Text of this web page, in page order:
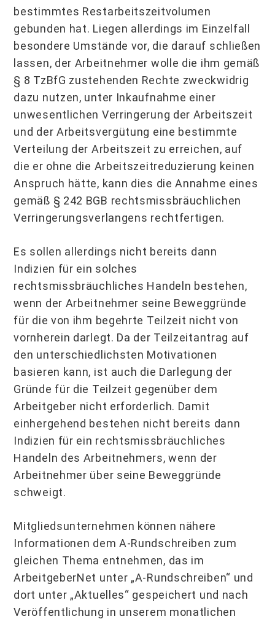
bestimmtes Restarbeitszeitvolumen
gebunden hat. Liegen allerdings im Einzelfall
besondere Umstände vor, die darauf schließen
lassen, der Arbeitnehmer wolle die ihm gemäß
§ 8 TzBfG zustehenden Rechte zweckwidrig
dazu nutzen, unter Inkaufnahme einer
unwesentlichen Verringerung der Arbeitszeit
und der Arbeitsvergütung eine bestimmte
Verteilung der Arbeitszeit zu erreichen, auf
die er ohne die Arbeitszeitreduzierung keinen
Anspruch hätte, kann dies die Annahme eines
gemäß § 242 BGB rechtsmissbräuchlichen
Verringerungsverlangens rechtfertigen.
Es sollen allerdings nicht bereits dann
Indizien für ein solches
rechtsmissbräuchliches Handeln bestehen,
wenn der Arbeitnehmer seine Beweggründe
für die von ihm begehrte Teilzeit nicht von
vornherein darlegt. Da der Teilzeitantrag auf
den unterschiedlichsten Motivationen
basieren kann, ist auch die Darlegung der
Gründe für die Teilzeit gegenüber dem
Arbeitgeber nicht erforderlich. Damit
einhergehend bestehen nicht bereits dann
Indizien für ein rechtsmissbräuchliches
Handeln des Arbeitnehmers, wenn der
Arbeitnehmer über seine Beweggründe
schweigt.
Mitgliedsunternehmen können nähere
Informationen dem A-Rundschreiben zum
gleichen Thema entnehmen, das im
ArbeitgeberNet unter „A-Rundschreiben“ und
dort unter „Aktuelles“ gespeichert und nach
Veröffentlichung in unserem monatlichen